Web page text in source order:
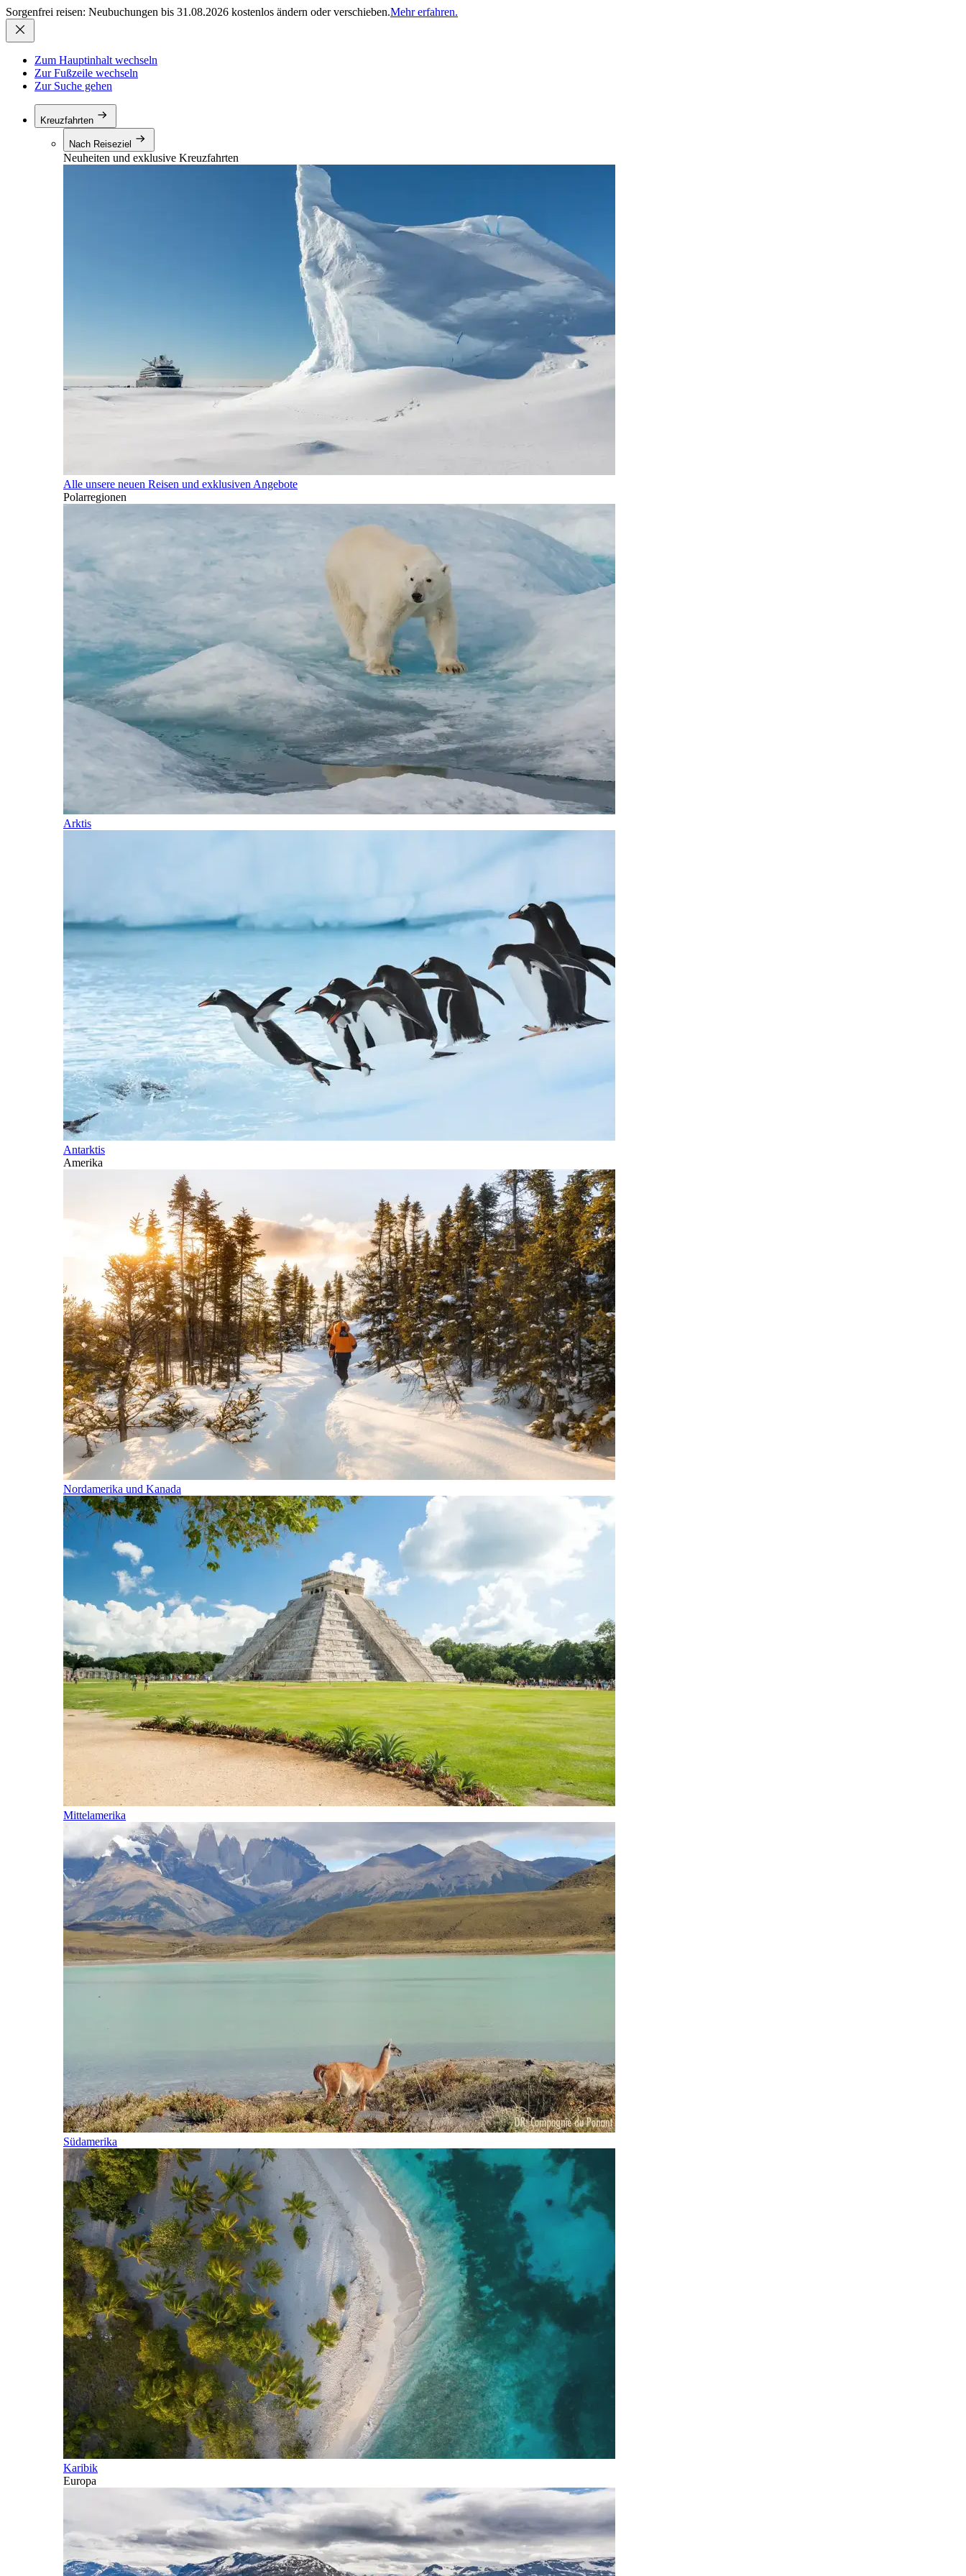
Sorgenfrei reisen: Neubuchungen bis 31.08.2026 kostenlos ändern oder verschieben.Mehr erfahren.
Zum Hauptinhalt wechseln
Zur Fußzeile wechseln
Zur Suche gehen
Kreuzfahrten
Nach Reiseziel
Neuheiten und exklusive Kreuzfahrten
Alle unsere neuen Reisen und exklusiven Angebote
Polarregionen
Arktis
Antarktis
Amerika
Nordamerika und Kanada
Mittelamerika
Südamerika
Karibik
Europa